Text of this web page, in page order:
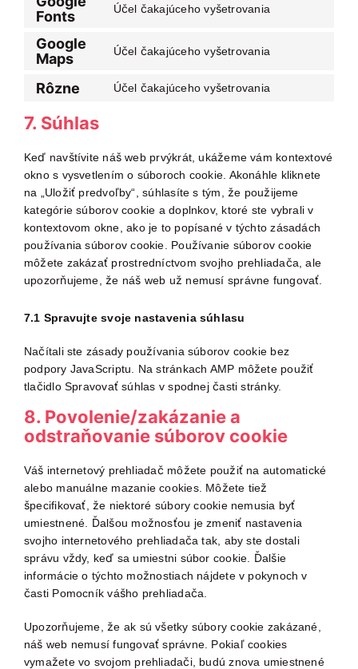
Fonts
Účel čakajúceho vyšetrovania
Google
Maps
Účel čakajúceho vyšetrovania
Rôzne Účel čakajúceho vyšetrovania
7. Súhlas
Keď navštívite náš web prvýkrát, ukážeme vám kontextové
okno s vysvetlením o súboroch cookie. Akonáhle kliknete
na „Uložiť predvoľby“, súhlasíte s tým, že použijeme
kategórie súborov cookie a doplnkov, ktoré ste vybrali v
kontextovom okne, ako je to popísané v týchto zásadách
používania súborov cookie. Používanie súborov cookie
môžete zakázať prostredníctvom svojho prehliadača, ale
upozorňujeme, že náš web už nemusí správne fungovať.
7.1 Spravujte svoje nastavenia súhlasu
Načítali ste zásady používania súborov cookie bez
podpory JavaScriptu. Na stránkach AMP môžete použiť
tlačidlo Spravovať súhlas v spodnej časti stránky.
8. Povolenie/zakázanie a
odstraňovanie súborov cookie
Váš internetový prehliadač môžete použiť na automatické
alebo manuálne mazanie cookies. Môžete tiež
špecifikovať, že niektoré súbory cookie nemusia byť
umiestnené. Ďalšou možnosťou je zmeniť nastavenia
svojho internetového prehliadača tak, aby ste dostali
správu vždy, keď sa umiestni súbor cookie. Ďalšie
informácie o týchto možnostiach nájdete v pokynoch v
časti Pomocník vášho prehliadača.
Upozorňujeme, že ak sú všetky súbory cookie zakázané,
náš web nemusí fungovať správne. Pokiaľ cookies
vymažete vo svojom prehliadači, budú znova umiestnené